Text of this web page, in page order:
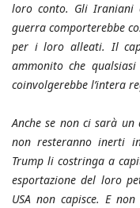
loro conto. Gli Iraniani
guerra comporterebbe
per i loro alleati. Il
ammonito che
coinvolgerebbe l’intera
Anche se non ci sarà
non resteranno inerti
Trump li costringa a
esportazione del loro
USA non capisce. E